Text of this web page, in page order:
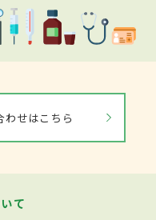
わせはこちら
て